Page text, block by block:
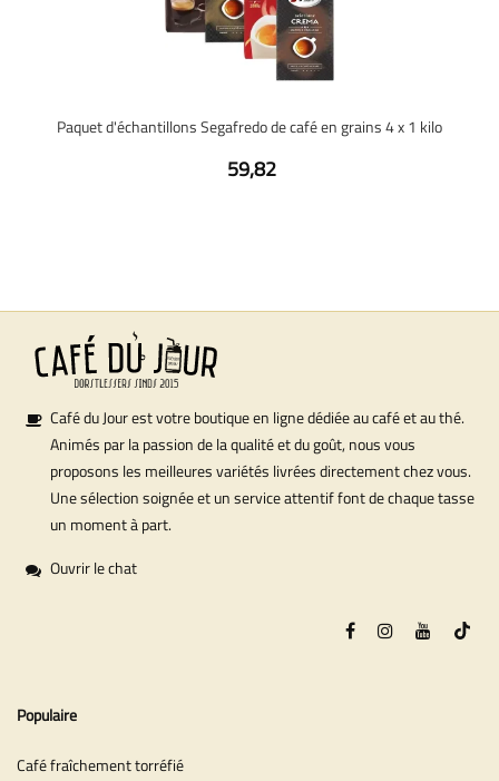
Paquet d'échantillons Segafredo de café en grains 4 x 1 kilo
59,82
Café du Jour est votre boutique en ligne dédiée au café et au thé.
Animés par la passion de la qualité et du goût, nous vous
proposons les meilleures variétés livrées directement chez vous.
Une sélection soignée et un service attentif font de chaque tasse
un moment à part.
Ouvrir le chat
Populaire
Café fraîchement torréfié